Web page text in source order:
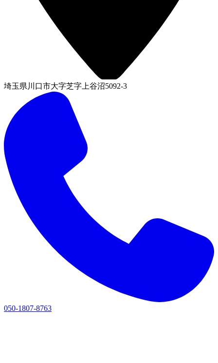
埼玉県川口市大字芝字上谷沼5092-3
050-1807-8763